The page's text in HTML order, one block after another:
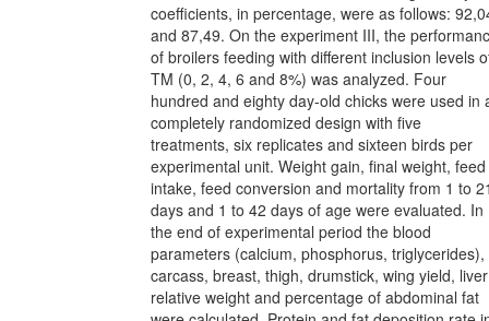
coefficients, in percentage, were as follows:
and 87,49. On the experiment III, the
of broilers feeding with different inclusion levels
TM (0, 2, 4, 6 and 8%) was analyzed. Four
hundred and eighty day-old chicks were used in
completely randomized design with five
treatments, six replicates and sixteen birds per
experimental unit. Weight gain, final weight, feed
intake, feed conversion and mortality from 1 to
days and 1 to 42 days of age were evaluated. In
the end of experimental period the blood
parameters (calcium, phosphorus, triglycerides),
carcass, breast, thigh, drumstick, wing yield, liver
relative weight and percentage of abdominal fat